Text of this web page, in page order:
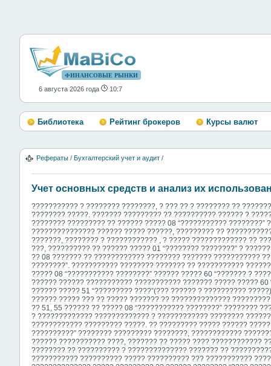
ФИНАНСОВЫЕ РЫНКИ
6 августа 2026 года 10:7
Библиотека Рейтинг брокеров Курсы валют
Рефераты / Бухгалтерский учет и аудит /
Учет основных средств и анализ их
??????????? ? ???????? ????????, ? ??? ?? ? ???????? ??
???????? ?????. ??????? ????????? ?? ?????????? ?????? ?
???????? ????????? ?? ?????? ????? 08 “??????????? ????????”
??????????????? ?????? ????? ??????, ????????? ??
???????, ???????? ? ???????????? , ? ????? ????????????? ??
???, ?????????? ?? ?????? ????? 01 “???????? ????????” ?
?? 08 ??????? ?? ???????????? ???????? ??????? ???????????
????????”. ??????????? ???????? ??????? ?? ???????????
????? 08 “??????????? ????????” ?????? ????? 60 “??????? ?
?????? ?????? ??????????? ??????????? ??????? ????? ?????
?????? ????? 51 “????????? ????”(??? ?????? ? ??????????
?????? ????? ??? ?? ????? ??????? ?? ??????????????
?? 51, 55 ?????? ?? ????? 08 “??????????? ????????” ????????
? ????????????? ????????????? ? ???????????? ????????
???????????? ????????? ?????. ?? ????????? ????? ??????
??????????” ???????? ????????? ????????, ????????????
?????? ??????????? ????, ??????? ?? ????? ???? ????????????
???????? ?? ?????????? ? ?????????????? ??????? ??
??????????? ?????????? ????? ?????????? ??? ???????????